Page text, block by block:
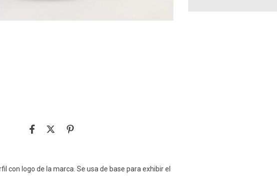
con logo de la marca. Se usa de base para exhibir el